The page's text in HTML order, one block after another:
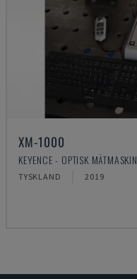
XM-1000
KEYENCE - OPTISK MÄTMASKIN
TYSKLAND 2019